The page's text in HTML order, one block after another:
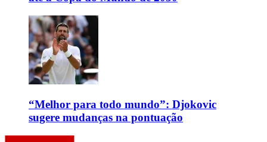
“Melhor para todo mundo”: Djokovic
sugere mudanças na pontuação